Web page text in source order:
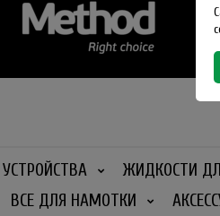
УСТРОЙСТВА ЖИДКОСТИ
ВСЕ ДЛЯ НАМОТКИ